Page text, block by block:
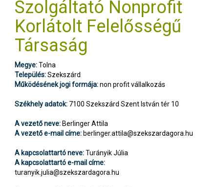
Szolgáltató Nonprofit
Korlátolt Felelősségű
Társaság
Megye:Tolna
Település:Szekszárd
Működésének jogi formája:non profit vállalkozás
Székhely adatok: 7100 Szekszárd Szent István tér 10
A vezető neve: Berlinger Attila
A vezető e-mail címe: berlinger.attila@szekszardagora.hu
A kapcsolattartó neve:Turányik Júlia
A kapcsolattartó e-mail címe:
turanyik.julia@szekszardagora.hu